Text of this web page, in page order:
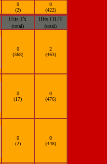
0
(2)
0
(422)
Hits IN
(total)
Hits OUT
(total)
0
(368)
2
(463)
0
(17)
0
(476)
0
(2)
0
(448)